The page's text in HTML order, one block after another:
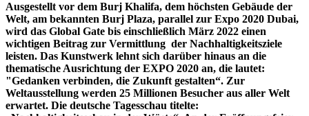
Ausgestellt vor dem Burj Khalifa, dem höchsten Gebäude der
Welt, am bekannten Burj Plaza, parallel zur Expo 2020 Dubai,
wird das Global Gate bis einschließlich März 2022 einen
wichtigen Beitrag zur Vermittlung der Nachhaltigkeitsziele
leisten. Das Kunstwerk lehnt sich darüber hinaus an die
thematische Ausrichtung der EXPO 2020 an, die lautet:
"Gedanken verbinden, die Zukunft gestalten“. Zur
Weltausstellung werden 25 Millionen Besucher aus aller Welt
erwartet. Die deutsche Tagesschau titelte: